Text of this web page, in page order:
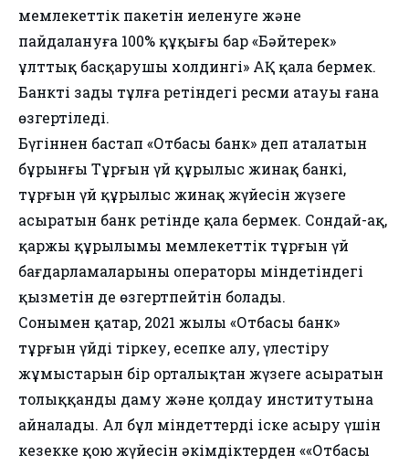
мемлекеттік пакетін иеленуге және
пайдалануға 100% құқығы бар «Бәйтерек»
ұлттық басқарушы холдингі» АҚ қала бермек.
Банктің заңды тұлға ретіндегі ресми атауы ғана
өзгертіледі.
Бүгіннен бастап «Отбасы банк» деп аталатын
бұрынғы Тұрғын үй құрылыс жинақ банкі,
тұрғын үй құрылыс жинақ жүйесін жүзеге
асыратын банк ретінде қала бермек. Сондай-ақ,
қаржы құрылымы мемлекеттік тұрғын үй
бағдарламаларының операторы міндетіндегі
қызметін де өзгертпейтін болады.
Сонымен қатар, 2021 жылы «Отбасы банк»
тұрғын үйді тіркеу, есепке алу, үлестіру
жұмыстарын бір орталықтан жүзеге асыратын
толыққанды даму және қолдау институтына
айналады. Ал бұл міндеттерді іске асыру үшін
кезекке қою жүйесін әкімдіктерден ««Отбасы